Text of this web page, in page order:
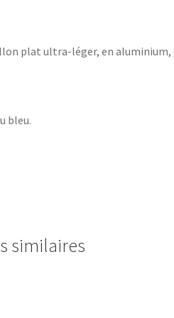
plat ultra-léger, en aluminium,
bleu.
similaires